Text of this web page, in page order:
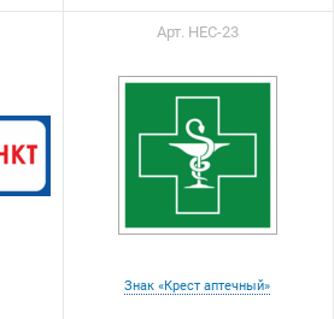
Арт. НЕС-23
Знак «Крест аптечный»